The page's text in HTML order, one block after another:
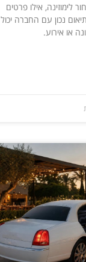
לימוזינה, אילו פרטים
נכון עם החברה יכול
או אירוע.